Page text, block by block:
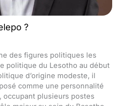
?
des figures politiques les
politique du Lesotho au début
d’origine modeste, il
comme une personnalité
plusieurs postes